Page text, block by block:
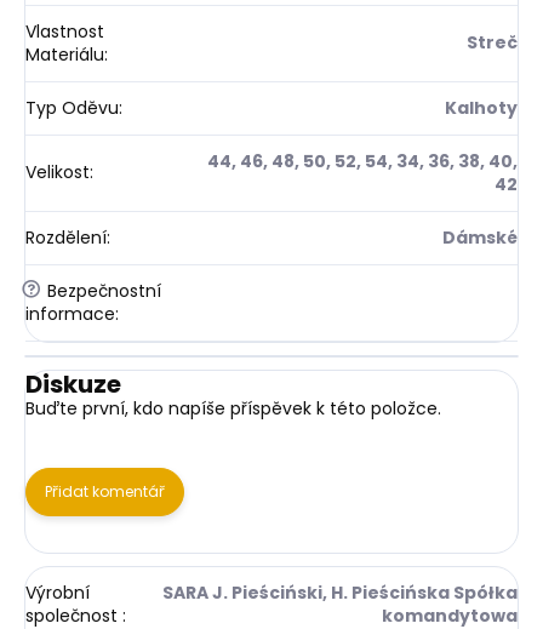
Vlastnost
Materiálu: Streč
Typ Oděvu: Kalhoty
Velikost:
44, 46, 48, 50, 52, 54, 34, 36, 38, 40,
42
Rozdělení: Dámské
? Bezpečnostní
informace:
Diskuze
Buďte první, kdo napíše příspěvek k této položce.
Přidat komentář
Výrobní
společnost :
SARA J. Pieściński, H. Pieścińska Spółka
komandytowa